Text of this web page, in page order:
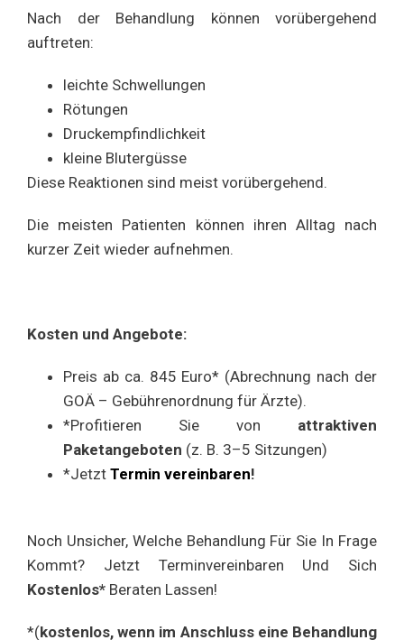
Nach der Behandlung können vorübergehend
auftreten:
leichte Schwellungen
Rötungen
Druckempfindlichkeit
kleine Blutergüsse
Diese Reaktionen sind meist vorübergehend.
Die meisten Patienten können ihren Alltag nach
kurzer Zeit wieder aufnehmen.
Kosten und Angebote:
Preis ab ca. 845 Euro* (Abrechnung nach der
GOÄ – Gebührenordnung für Ärzte).
*Profitieren Sie von attraktiven
Paketangeboten (z. B. 3–5 Sitzungen)
*Jetzt Termin vereinbaren!
Noch Unsicher, Welche Behandlung Für Sie In Frage
Kommt? Jetzt Terminvereinbaren Und Sich
Kostenlos* Beraten Lassen!
*(kostenlos, wenn im Anschluss eine Behandlung